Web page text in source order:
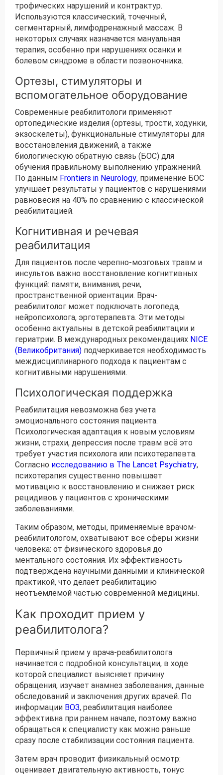
трофических нарушений и контрактур.
Используются классический, точечный,
сегментарный, лимфодренажный массаж. В
некоторых случаях назначается мануальная
терапия, особенно при нарушениях осанки и
болевом синдроме в области позвоночника.
Ортезы, стимуляторы и
вспомогательное оборудование
Современные реабилитологи применяют
ортопедические изделия (ортезы, трости, ходунки,
экзоскелеты), функциональные стимуляторы для
восстановления движений, а также
биологическую обратную связь (БОС) для
обучения правильному выполнению упражнений.
По данным Frontiers in Neurology, применение БОС
улучшает результаты у пациентов с нарушениями
равновесия на 40% по сравнению с классической
реабилитацией.
Когнитивная и речевая
реабилитация
Для пациентов после черепно-мозговых травм и
инсультов важно восстановление когнитивных
функций: памяти, внимания, речи,
пространственной ориентации. Врач-
реабилитолог может подключать логопеда,
нейропсихолога, эрготерапевта. Эти методы
особенно актуальны в детской реабилитации и
гериатрии. В международных рекомендациях NICE
(Великобритания) подчеркивается необходимость
междисциплинарного подхода к пациентам с
когнитивными нарушениями.
Психологическая поддержка
Реабилитация невозможна без учета
эмоционального состояния пациента.
Психологическая адаптация к новым условиям
жизни, страхи, депрессия после травм всё это
требует участия психолога или психотерапевта.
Согласно исследованию в The Lancet Psychiatry,
психотерапия существенно повышает
мотивацию к восстановлению и снижает риск
рецидивов у пациентов с хроническими
заболеваниями.
Таким образом, методы, применяемые врачом-
реабилитологом, охватывают все сферы жизни
человека: от физического здоровья до
ментального состояния. Их эффективность
подтверждена научными данными и клинической
практикой, что делает реабилитацию
неотъемлемой частью современной медицины.
Как проходит прием у
реабилитолога?
Первичный прием у врача-реабилитолога
начинается с подробной консультации, в ходе
которой специалист выясняет причину
обращения, изучает анамнез заболевания, данные
обследований и заключения других врачей. По
информации ВОЗ, реабилитация наиболее
эффективна при раннем начале, поэтому важно
обращаться к специалисту как можно раньше
сразу после стабилизации состояния пациента.
Затем врач проводит физикальный осмотр:
оценивает двигательную активность, тонус